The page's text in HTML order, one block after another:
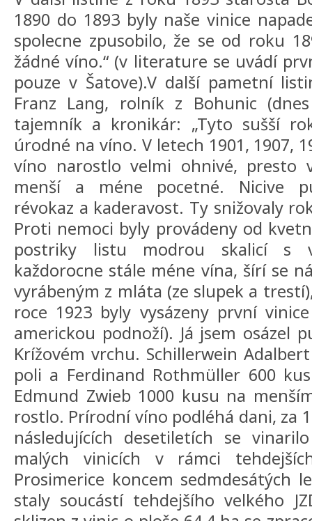
1890 do 1893 byly naše vinice
spolecne zpusobilo, že se od roku
žádné víno.“ (v literature se uvádí
pouze v Šatove).V další pametní
Franz Lang, rolník z Bohunic
tajemník a kronikár: „Tyto sušší
úrodné na víno. V letech 1901, 1907,
víno narostlo velmi ohnivé, presto
menší a méne pocetné. Nicive
révokaz a kaderavost. Ty snižovaly
Proti nemoci byly provádeny od
postriky listu modrou skalicí s
každorocne stále méne vína, šírí se
vyrábeným z mláta (ze slupek a
roce 1923 byly vysázeny první
americkou podnoží). Já jsem osázel
Krížovém vrchu. Schillerwein
poli a Ferdinand Rothmüller 600
Edmund Zwieb 1000 kusu na
rostlo. Prírodní víno podléhá dani, za
následujících desetiletích se
malých vinicích v rámci
Prosimerice koncem sedmdesátých
staly soucástí tehdejšího velkého